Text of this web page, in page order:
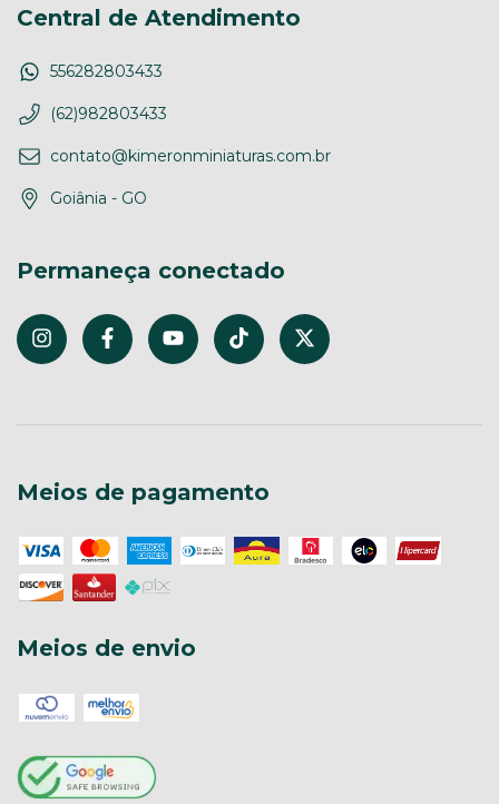
Central de Atendimento
556282803433
(62)982803433
contato@kimeronminiaturas.com.br
Goiânia - GO
Permaneça conectado
Meios de pagamento
Meios de envio